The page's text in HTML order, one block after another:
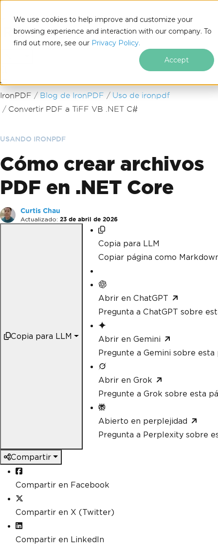
We use cookies to help improve and customize your
browsing experience and interaction with our company. To
find out more, see our Privacy Policy.
Accept
Saltar al pie de página
IronPDF Blog de IronPDF
Uso de ironpdf
Convertir PDF a TiFF VB .NET C#
USANDO IRONPDF
Cómo crear archivos
PDF en .NET Core
Curtis Chau
Actualizado: 23 de abril de 2026
Copia para LLM
Copia para LLM
Copiar página como
Abrir en ChatGPT
Pregunta a ChatGPT sobre
Abrir en Gemini
Pregunte a Gemini sobre esta
Abrir en Grok
Pregunte a Grok sobre esta
Abierto en perplejidad
Pregunta a Perplexity sobre
Compartir
Compartir en Facebook
Compartir en X (Twitter)
Compartir en LinkedIn